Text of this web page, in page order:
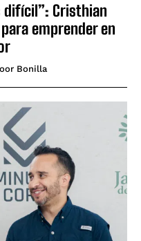
difícil”: Cristhian
emprender en
Bonilla